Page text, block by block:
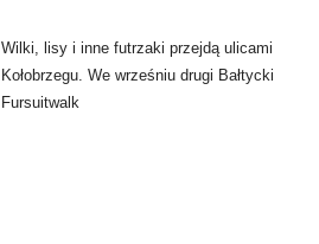
Wilki, lisy i inne futrzaki przejdą ulicami
Kołobrzegu. We wrześniu drugi Bałtycki
Fursuitwalk